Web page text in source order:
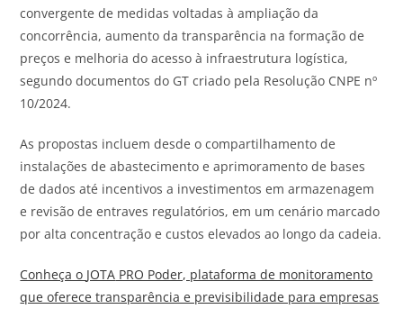
convergente de medidas voltadas à ampliação da
concorrência, aumento da transparência na formação de
preços e melhoria do acesso à infraestrutura logística,
segundo documentos do GT criado pela Resolução CNPE nº
10/2024.
As propostas incluem desde o compartilhamento de
instalações de abastecimento e aprimoramento de bases
de dados até incentivos a investimentos em armazenagem
e revisão de entraves regulatórios, em um cenário marcado
por alta concentração e custos elevados ao longo da cadeia.
Conheça o JOTA PRO Poder, plataforma de monitoramento
que oferece transparência e previsibilidade para empresas